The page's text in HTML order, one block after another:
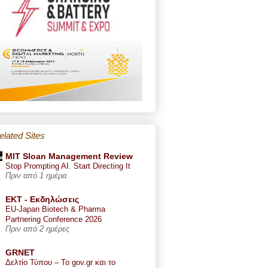
Sites
MIT Sloan Management Review
Stop Prompting AI. Start Directing It
Πριν από 1 ημέρα
ΕΚΤ - Εκδηλώσεις
EU-Japan Biotech & Pharma
Partnering Conference 2026
Πριν από 2 ημέρες
GRNET
Δελτίο Τύπου – Το gov.gr και το